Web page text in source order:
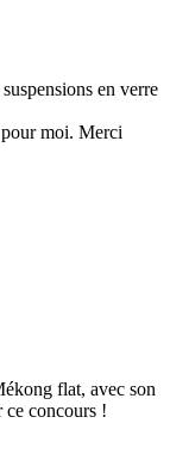
en verre
pour moi. Merci
flat, avec son
concours !